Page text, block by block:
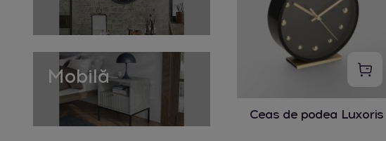
Mobilă
Ceas de podea Luxoris